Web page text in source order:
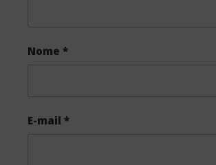
Nome *
E-mail *